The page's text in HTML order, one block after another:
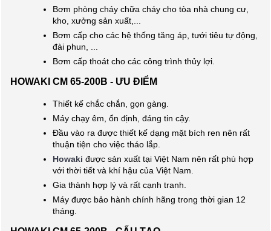
Bơm phòng cháy chữa cháy cho tòa nhà chung cư,
kho, xưởng sản xuất,...
Bơm cấp cho các hệ thống tăng áp, tưới tiêu tự động,
đài phun, ...
Bơm cấp thoát cho các công trình thủy lợi.
HOWAKI CM 65-200B - ƯU ĐIỂM
Thiết kế chắc chắn, gọn gàng.
Máy chạy êm, ổn định, đáng tin cậy.
Đầu vào ra được thiết kế dạng mặt bích ren nên rất
thuận tiện cho việc tháo lắp.
Howaki được sản xuất tại Việt Nam nên rất phù hợp
với thời tiết và khí hậu của Việt Nam.
Gia thành hợp lý và rất cạnh tranh.
Máy được bảo hành chính hãng trong thời gian 12
tháng.